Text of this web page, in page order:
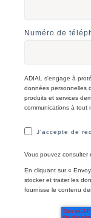
Numéro de
ADIAL s'engage à
données personnelles
produits et services
communications à tout
J'accepte de
Vous pouvez consulter
En cliquant sur «
stocker et traiter les
fournisse le contenu